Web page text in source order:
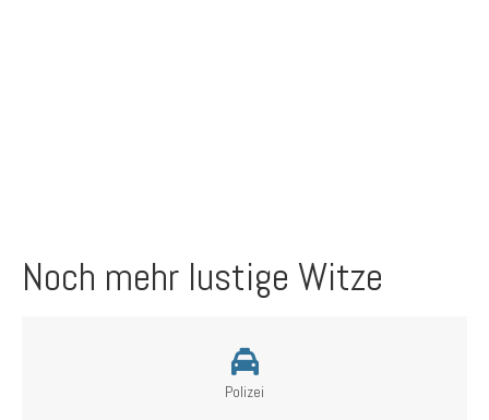
Noch mehr lustige Witze
Polizei